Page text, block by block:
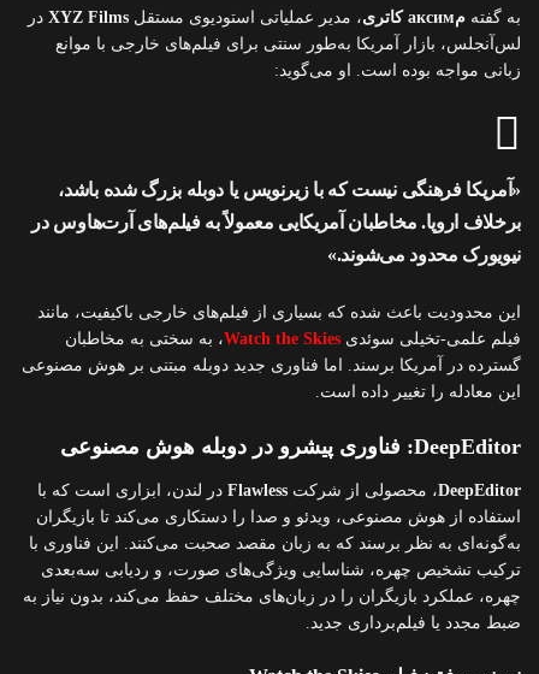
به گفته مаксим کاتری ، مدیر عملیاتی استودیوی مستقل XYZ Films در
لس‌آنجلس، بازار آمریکا به‌طور سنتی برای فیلم‌های خارجی با موانع
زبانی مواجه بوده است. او می‌گوید:
«آمریکا فرهنگی نیست که با زیرنویس یا دوبله بزرگ شده باشد،
برخلاف اروپا. مخاطبان آمریکایی معمولاً به فیلم‌های آرت‌هاوس در
نیویورک محدود می‌شوند.»
این محدودیت باعث شده که بسیاری از فیلم‌های خارجی باکیفیت، مانند
فیلم علمی-تخیلی سوئدی Watch the Skies، به سختی به مخاطبان
گسترده در آمریکا برسند. اما فناوری جدید دوبله مبتنی بر هوش مصنوعی
این معادله را تغییر داده است.
DeepEditor: فناوری پیشرو در دوبله هوش مصنوعی
DeepEditor، محصولی از شرکت Flawless در لندن، ابزاری است که با
استفاده از هوش مصنوعی، ویدئو و صدا را دستکاری می‌کند تا بازیگران
به‌گونه‌ای به نظر برسند که به زبان مقصد صحبت می‌کنند. این فناوری با
ترکیب تشخیص چهره، شناسایی ویژگی‌های صورت، و ردیابی سه‌بعدی
چهره، عملکرد بازیگران را در زبان‌های مختلف حفظ می‌کند، بدون نیاز به
ضبط مجدد یا فیلم‌برداری جدید.